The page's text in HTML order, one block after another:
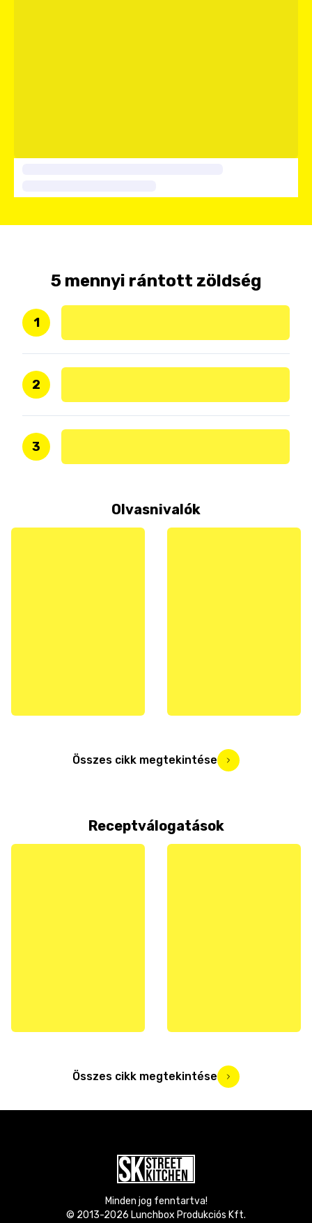
5 mennyi rántott zöldség
1
2
3
Olvasnivalók
Összes cikk megtekintése
Receptválogatások
Összes cikk megtekintése
Minden jog fenntartva!
© 2013-2026 Lunchbox Produkciós Kft.